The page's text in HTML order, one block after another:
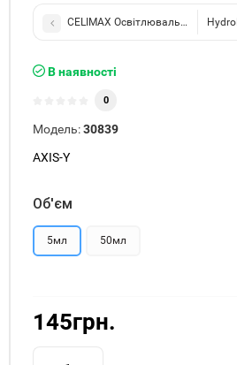
CELIMAX Освітлювальна
В наявності
0
Модель:30839
AXIS-Y
Об'єм
5мл 50мл
145грн.